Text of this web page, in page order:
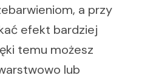
a przy
efekt bardziej
temu możesz
lub